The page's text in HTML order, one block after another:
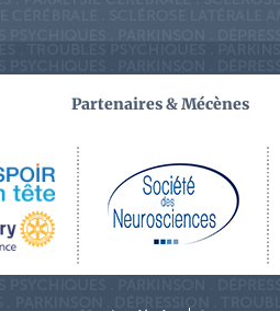
Partenaires & Mécènes